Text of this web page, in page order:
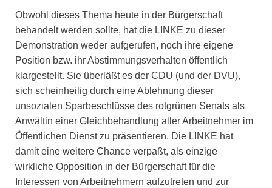
Obwohl dieses Thema heute in der Bürgerschaft
behandelt werden sollte, hat die LINKE zu dieser
Demonstration weder aufgerufen, noch ihre eigene
Position bzw. ihr Abstimmungsverhalten öffentlich
klargestellt. Sie überläßt es der CDU (und der DVU),
sich scheinheilig durch eine Ablehnung dieser
unsozialen Sparbeschlüsse des rotgrünen Senats als
Anwältin einer Gleichbehandlung aller Arbeitnehmer im
Öffentlichen Dienst zu präsentieren. Die LINKE hat
damit eine weitere Chance verpaßt, als einzige
wirkliche Opposition in der Bürgerschaft für die
Interessen von Arbeitnehmern aufzutreten und zur